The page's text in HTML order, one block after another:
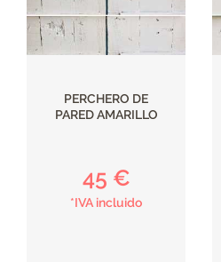
PERCHERO DE
PARED AMARILLO
45 €
*IVA incluido